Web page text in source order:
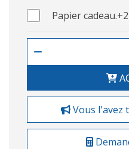
Papier cadeau.
Vous l'avez